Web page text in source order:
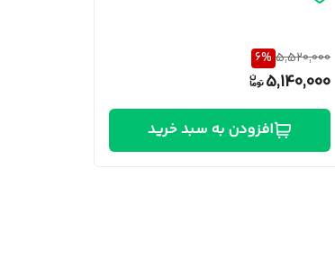
5,520,000
6%
5,140,000
افزودن به سبد خرید